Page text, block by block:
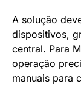
A solução
dispositivos,
central. Para
operação
manuais para